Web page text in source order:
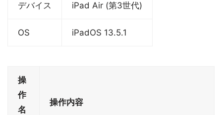
デバイス iPad Air (第3世代)
OS iPadOS 13.5.1
操
作
名
操作内容